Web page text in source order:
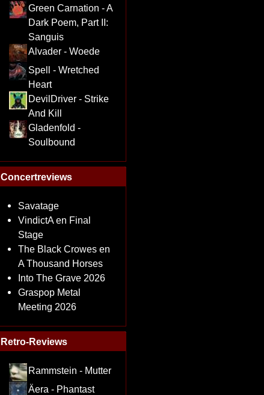
Green Carnation - A
Dark Poem, Part II:
Sanguis
Alvader - Woede
Spell - Wretched
Heart
DevilDriver - Strike
And Kill
Gladenfold -
Soulbound
Concertreviews
Savatage
VindictA en Final
Stage
The Black Crowes en
A Thousand Horses
Into The Grave 2026
Graspop Metal
Meeting 2026
Retro-Reviews
Rammstein - Mutter
Äera - Phantast